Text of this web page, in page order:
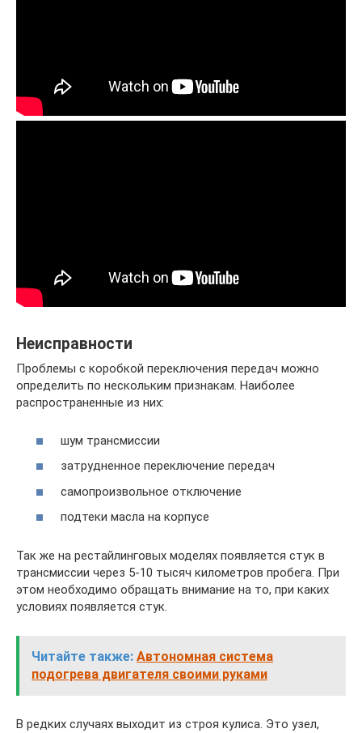
Неисправности
Проблемы с коробкой переключения передач можно
определить по нескольким признакам. Наиболее
распространенные из них:
шум трансмиссии
затрудненное переключение передач
самопроизвольное отключение
подтеки масла на корпусе
Так же на рестайлинговых моделях появляется стук в
трансмиссии через 5-10 тысяч километров пробега. При
этом необходимо обращать внимание на то, при каких
условиях появляется стук.
Читайте также: Автономная система
подогрева двигателя своими руками
В редких случаях выходит из строя кулиса. Это узел,